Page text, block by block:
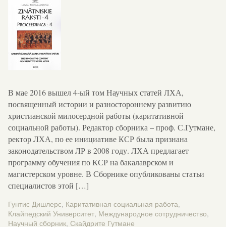
В мае 2016 вышел 4-ый том Научных статей ЛХА,
посвященный истории и разностороннему развитию
христианской милосердной работы (каритативной
социальной работы). Редактор сборника – проф. С.Гутмане,
ректор ЛХА, по ее инициативе КСР была признана
законодательством ЛР в 2008 году. ЛХА предлагает
программу обучения по КСР на бакалаврском и
магистерском уровне. В Сборнике опубликованы статьи
специалистов этой […]
Гунтис Дишлерс, Каритативная социальная работа,
Клайпедский Университет, Международное сотрудничество,
Научный сборник, Скайдрите Гутмане